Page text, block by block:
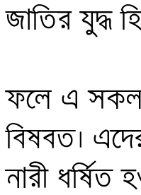
জাতির যুদ্ধ
ফলে এ সকল
বিষবত।
নারী ধর্ষিত